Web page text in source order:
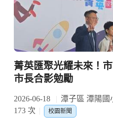
菁英匯聚光耀未來！
市長合影勉勵
2026-06-18 潭子區 潭陽國
173 次
校園新聞